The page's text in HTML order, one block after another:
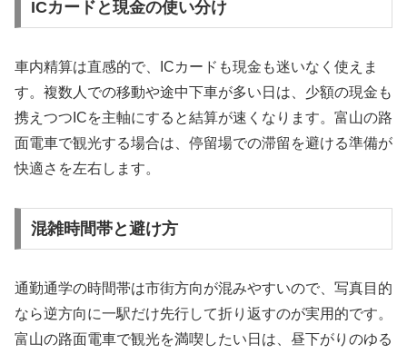
ICカードと現金の使い分け
車内精算は直感的で、ICカードも現金も迷いなく使えま
す。複数人での移動や途中下車が多い日は、少額の現金も
携えつつICを主軸にすると結算が速くなります。富山の路
面電車で観光する場合は、停留場での滞留を避ける準備が
快適さを左右します。
混雑時間帯と避け方
通勤通学の時間帯は市街方向が混みやすいので、写真目的
なら逆方向に一駅だけ先行して折り返すのが実用的です。
富山の路面電車で観光を満喫したい日は、昼下がりのゆる